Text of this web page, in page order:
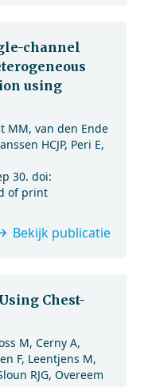
channel
using
MM, van den Ende
HCJP, Peri E,
30. doi:
of print
Bekijk publicatie
Chest-
M, Cerny A,
F, Leentjens M,
RJG, Overeem